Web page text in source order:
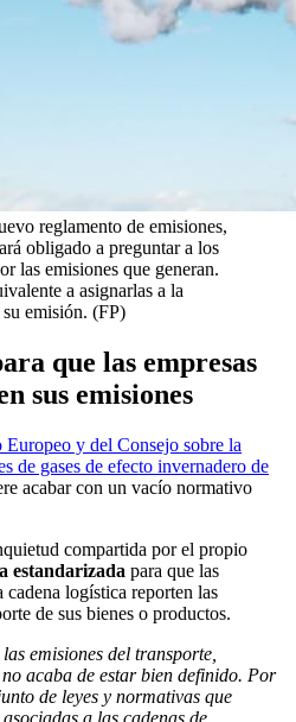
reglamento de emisiones,
obligado a preguntar a los
las emisiones que generan.
a asignarlas a la
su emisión. (FP)
que las empresas
sus emisiones
Europeo y del Consejo sobre la
de gases de efecto invernadero de
acabar con un vacío normativo
compartida por el propio
estandarizada para que las
cadena logística reporten las
de sus bienes o productos.
emisiones del transporte,
acaba de estar bien definido. Por
de leyes y normativas que
a las cadenas de